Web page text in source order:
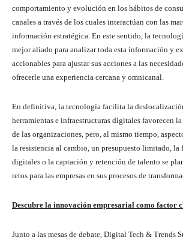
comportamiento y evolución en los hábitos de
canales a través de los cuales interactúan con las
información estratégica. En este sentido, la
mejor aliado para analizar toda esta información y
accionables para ajustar sus acciones a las
ofrecerle una experiencia cercana y omnicanal.
En definitiva, la tecnología facilita la
herramientas e infraestructuras digitales favorecen
de las organizaciones, pero, al mismo tiempo,
la resistencia al cambio, un presupuesto limitado, la
digitales o la captación y retención de talento se
retos para las empresas en sus procesos de
Descubre la innovación empresarial como factor
Junto a las mesas de debate, Digital Tech & Trends